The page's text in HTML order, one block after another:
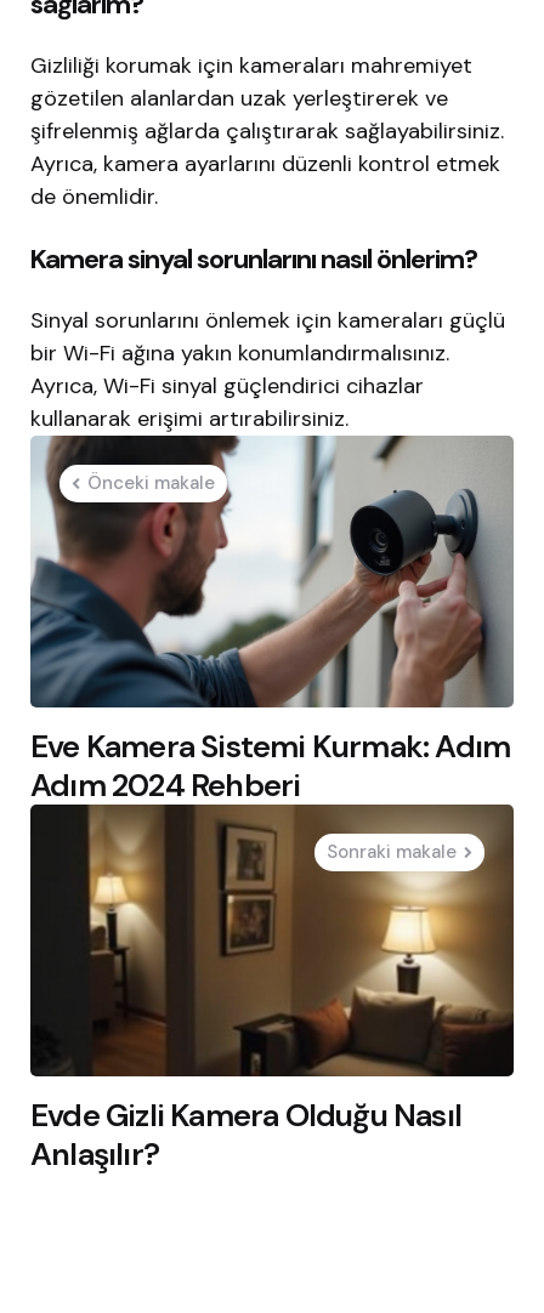
Gizliliği korumak için kameraları mahremiyet
gözetilen alanlardan uzak yerleştirerek ve
şifrelenmiş ağlarda çalıştırarak sağlayabilirsiniz.
Ayrıca, kamera ayarlarını düzenli kontrol etmek
de önemlidir.
Kamera sinyal sorunlarını nasıl önlerim?
Sinyal sorunlarını önlemek için kameraları güçlü
bir Wi-Fi ağına yakın konumlandırmalısınız.
Ayrıca, Wi-Fi sinyal güçlendirici cihazlar
kullanarak erişimi artırabilirsiniz.
Post
navigation
Önceki makale
Eve Kamera Sistemi Kurmak: Adım
Adım 2024 Rehberi
Sonraki makale
Evde Gizli Kamera Olduğu Nasıl
Anlaşılır?